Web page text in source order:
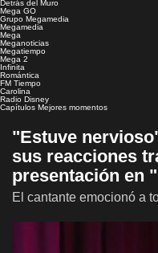
Detrás del Muro
Mega GO
Grupo Megamedia
Megamedia
Mega
Meganoticias
Megatiempo
Mega 2
Infinita
Romántica
FM Tiempo
Carolina
Radio Disney
Capítulos Mejores momentos
"Estuve
sus reacciones
presentación en
El cantante emocionó a